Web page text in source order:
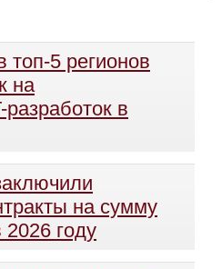
5 регионов
на
в
на сумму
году